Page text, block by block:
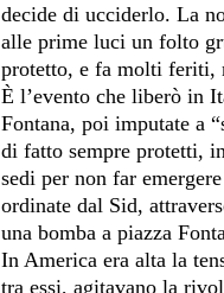
decide di ucciderlo. La
alle prime luci un folto
protetto, e fa molti feriti,
È l’evento che liberò in
Fontana, poi imputate a
di fatto sempre protetti,
sedi per non far
ordinate dal Sid,
una bomba a piazza
In America era alta la
tra essi, agitavano la